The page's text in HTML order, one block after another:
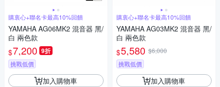
購衷心+聯名卡最高10%回饋
YAMAHA AG06MK2 混音器 黑/
白 兩色款
$7,200 9折
挑戰低價
加入購物車
購衷心+聯名卡最高10%回饋
YAMAHA AG03MK2 混音器 黑/
白 兩色款
$5,580 $6,000
挑戰低價
加入購物車